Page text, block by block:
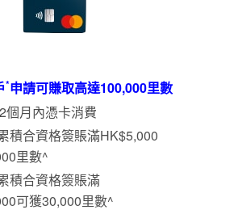
*申請可賺取高達100,000里數
個月內憑卡消費
積合資格簽賬滿HK$5,000
里數^
積合資格簽賬滿
可獲30,000里數^